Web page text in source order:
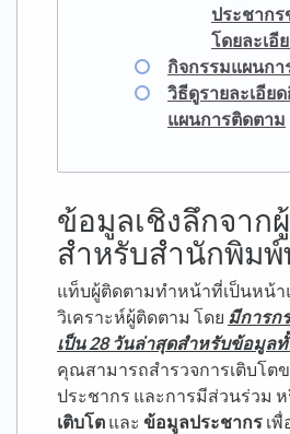
ประชาก
โดยละเอี
กิจกรรมแผนกา
วิธีดูรายละเอีย
แผนการติดตาม
ข้อมูลเชิงลึกจาก
สำหรับสำนักพิม
แท็บผู้ติดตามทำหน้าที่เป็นหน้า
วิเคราะห์ผู้ติดตาม โดย มีการก
เป็น 28 วันล่าสุดสำหรับข้อมูล
คุณสามารถสำรวจการเติบโต
ประชากร และการมีส่วนร่วม
เติบโต และ ข้อมูลประชากร เ